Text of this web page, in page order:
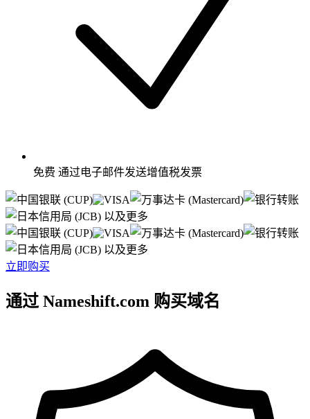
免费 通过电子邮件发送增值税发票
以及更多
以及更多
立即购买
通过 Nameshift.com 购买域名